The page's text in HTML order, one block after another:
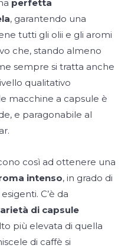
perfetta
, garantendo una
tutti gli olii e gli aromi
che, stando almeno
sempre si tratta anche
qualitativo
macchine a capsule è
e paragonabile al
così ad ottenere una
intenso, in grado di
C’è da
di capsule
più elevata di quella
di caffè si